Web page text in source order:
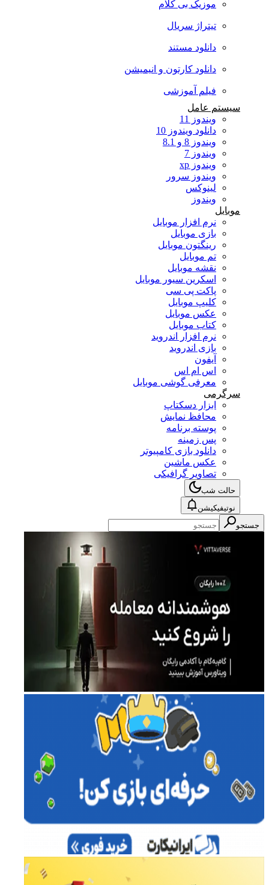
موزیک بی کلام
تیتراژ سریال
دانلود مستند
دانلود کارتون و انیمیشن
فیلم آموزشی
سیستم عامل
ویندوز 11
دانلود ویندوز 10
ویندوز 8 و 8.1
ویندوز 7
ویندوز xp
ویندوز سرور
لینوکس
ویندوز
موبایل
نرم افزار موبایل
بازی موبایل
رینگتون موبایل
تم موبایل
نقشه موبایل
اسکرین سیور موبایل
پاکت پی سی
کلیپ موبایل
عکس موبایل
کتاب موبایل
نرم افزار اندروید
بازی اندروید
آیفون
اس ام اس
معرفی گوشی موبایل
سرگرمی
ابزار دسکتاپ
محافظ نمایش
پوسته برنامه
پس زمینه
دانلود بازی کامپیوتر
عکس ماشین
تصاویر گرافیکی
حالت شب
نوتیفیکیشن
جستجو